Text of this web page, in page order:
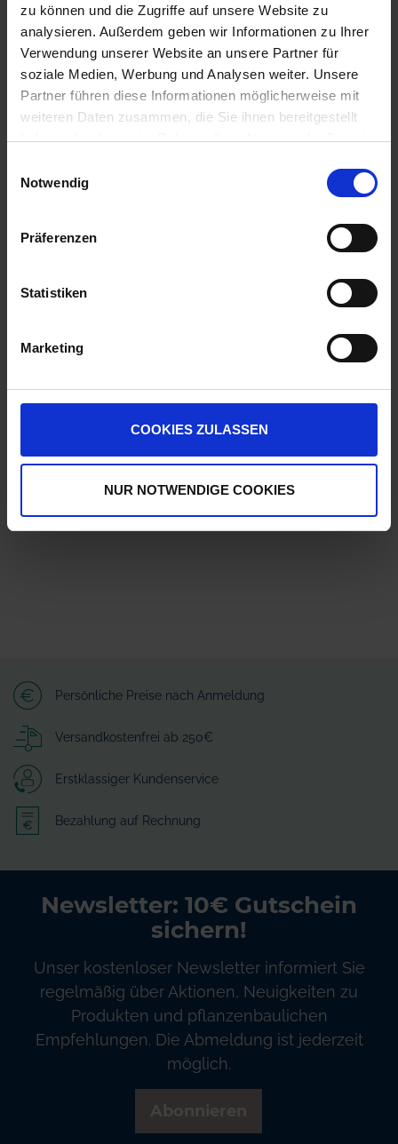
zu können und die Zugriffe auf unsere Website zu
analysieren. Außerdem geben wir Informationen zu Ihrer
Verwendung unserer Website an unsere Partner für
soziale Medien, Werbung und Analysen weiter. Unsere
Partner führen diese Informationen möglicherweise mit
weiteren Daten zusammen, die Sie ihnen bereitgestellt
haben oder die sie im Rahmen Ihrer Nutzung der Dienste
Notwendig
Präferenzen
Statistiken
Marketing
COOKIES ZULASSEN
NUR NOTWENDIGE COOKIES
WARENKORB
WARENKORB
Anmelden für Ihren persönlichen Preis
95,20 € / St
95,20 €pro 1 Stück
Jetzt 9 Ährenpunkte pro 1 Stück sichern.
Herstellerinformationen (GPSR)
Arag S.r.l. con socio unico
Via A.Palladio 5/A
42048 Rubiera - Reggio nell Emilia - ITALY
Persönliche Preise nach Anmeldung
Versandkostenfrei ab 250€
Erstklassiger Kundenservice
Bezahlung auf Rechnung
Newsletter: 10€ Gutschein
sichern!
Unser kostenloser Newsletter informiert Sie
regelmäßig über Aktionen, Neuigkeiten zu
Produkten und pflanzenbaulichen
Empfehlungen. Die Abmeldung ist jederzeit
möglich.